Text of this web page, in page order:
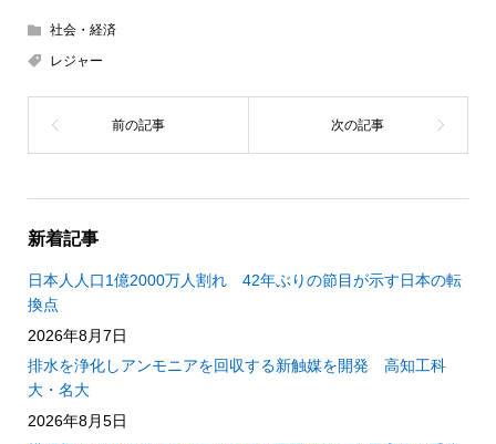
社会・経済
レジャー
新着記事
日本人人口1億2000万人割れ 42年ぶりの節目が示す日本の転
換点
2026年8月7日
排水を浄化しアンモニアを回収する新触媒を開発 高知工科
大・名大
2026年8月5日